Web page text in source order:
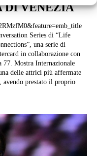
DI VENEZIA
Series di “Life
una serie di
in collaborazione con
77. Mostra Internazionale
avendo prestato il proprio